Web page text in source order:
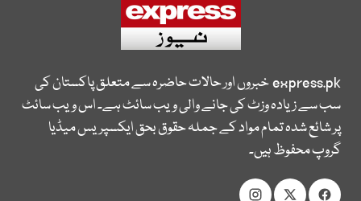
express.pkخبروں اور حالات حاضرہ سے متعلق پاکستان کی
سب سے زیادہ وزٹ کی جانے والی ویب سائٹ ہے۔ اس ویب سائٹ
پر شائع شدہ تمام مواد کے جملہ حقوق بحق ایکسپریس میڈیا
گروپ محفوظ ہیں۔